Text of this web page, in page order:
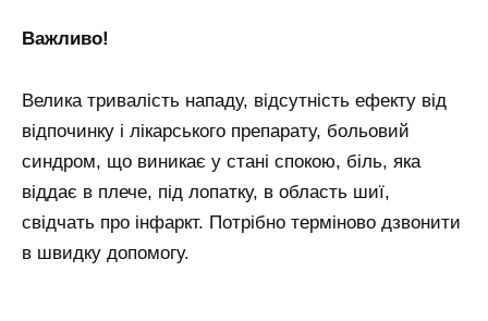
Важливо!
Велика тривалість нападу, відсутність ефекту від
відпочинку і лікарського препарату, больовий
синдром, що виникає у стані спокою, біль, яка
віддає в плече, під лопатку, в область шиї,
свідчать про інфаркт. Потрібно терміново дзвонити
в швидку допомогу.